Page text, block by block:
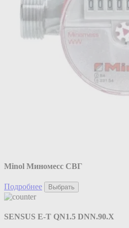
Minol Миномесс СВГ
Подробнее Выбрать
SENSUS E-T QN1.5 DNN.90.X